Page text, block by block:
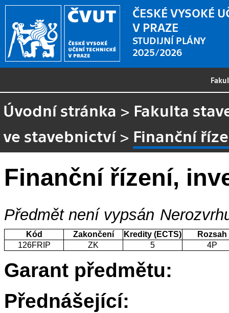
ČESKÉ VYSOKÉ
V PRAZE
STUDIJNÍ PLÁNY
2025/2026
Úvodní stránka > Fakulta
ve stavebnictví> Finanční
Finanční řízení,
Předmět není vypsán
Kód Zakončení Kredity (ECTS)
Rozsah
126FRIP
ZK 5 4P
Garant předmětu:
Přednášející: